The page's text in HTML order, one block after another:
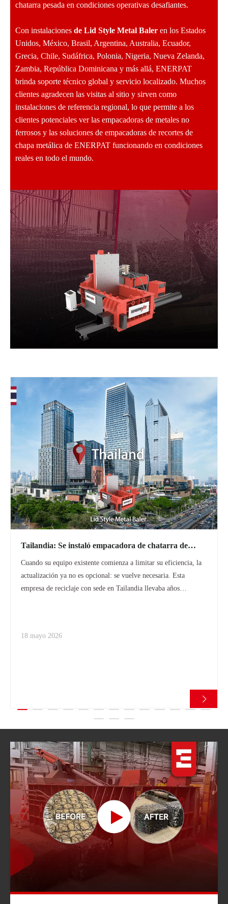
chatarra pesada en condiciones operativas desafiantes.
Con instalaciones de Lid Style Metal Baler en los Estados
Unidos, México, Brasil, Argentina, Australia, Ecuador,
Grecia, Chile, Sudáfrica, Polonia, Nigeria, Nueva Zelanda,
Zambia, República Dominicana y más allá, ENERPAT
brinda soporte técnico global y servicio localizado. Muchos
clientes agradecen las visitas al sitio y sirven como
instalaciones de referencia regional, lo que permite a los
clientes potenciales ver las empacadoras de metales no
ferrosos y las soluciones de empacadoras de recortes de
chapa metálica de ENERPAT funcionando en condiciones
reales en todo el mundo.
Tailandia: Se instaló empacadora de chatarra de
Cuando su equipo existente comienza a limitar su eficiencia, la
actualización ya no es opcional: se vuelve necesaria. Esta
empresa de reciclaje con sede en Tailandia llevaba años
volumen de procesamiento, su vieja empacadora comenzó a
requiere un rendimiento de compresión constante. El cliente
necesitaba una empacadora de chatarra de acero inoxidable más
inactividad.
18 mayo 2026